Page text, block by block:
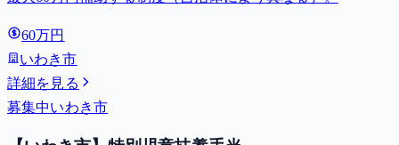
60万円
いわき市
詳細を見る
募集中いわき市